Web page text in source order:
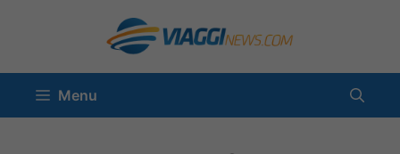
contenuto
Menu